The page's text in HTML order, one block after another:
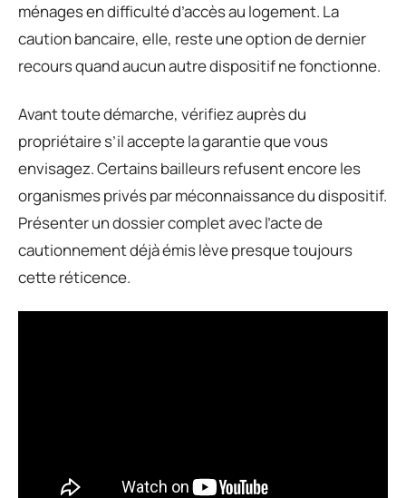
ménages en difficulté d’accès au logement. La
caution bancaire, elle, reste une option de dernier
recours quand aucun autre dispositif ne fonctionne.
Avant toute démarche, vérifiez auprès du
propriétaire s’il accepte la garantie que vous
envisagez. Certains bailleurs refusent encore les
organismes privés par méconnaissance du dispositif.
Présenter un dossier complet avec l’acte de
cautionnement déjà émis lève presque toujours
cette réticence.